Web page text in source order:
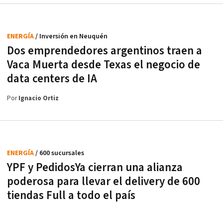
Dos emprendedores argentinos traen a
Vaca Muerta desde Texas el negocio de
data centers de IA
ENERGÍA/ Inversión en Neuquén
PorIgnacio Ortiz
YPF y PedidosYa cierran una alianza
poderosa para llevar el delivery de 600
tiendas Full a todo el país
ENERGÍA/ 600 sucursales